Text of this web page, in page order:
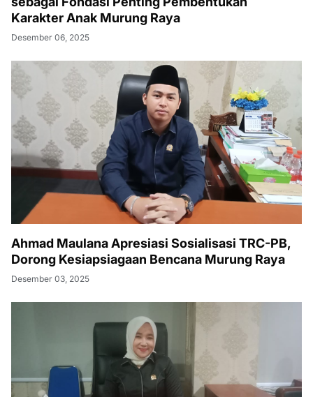
Karakter Anak Murung Raya
Desember 06, 2025
Ahmad Maulana Apresiasi Sosialisasi TRC-PB,
Dorong Kesiapsiagaan Bencana Murung Raya
Desember 03, 2025